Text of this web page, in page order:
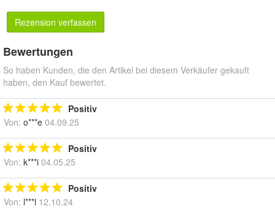
Rezension verfassen
Bewertungen
So haben Kunden, die den Artikel bei diesem Verkäufer gekauft
haben, den Kauf bewertet.
Positiv
Von: o***e 04.09.25
Positiv
Von: k***i 04.05.25
Positiv
Von: l***l 12.10.24